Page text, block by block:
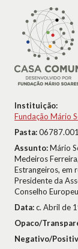
Instituição:
Fundação Mário
Pasta:
Assunto:Mário
Medeiros
Estrangeiros, em
Presidente da
Conselho
Data:c. Abril de
Opaco/
Negativo/